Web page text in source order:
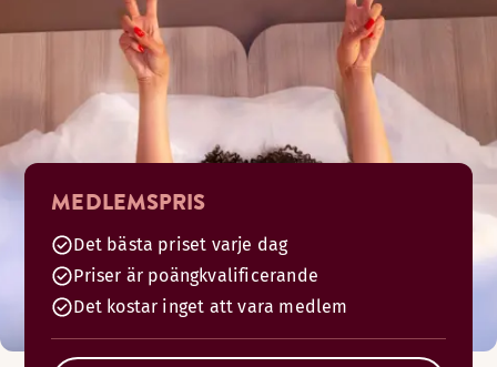
MEDLEMSPRIS
Det bästa priset varje dag
Priser är poängkvalificerande
Det kostar inget att vara medlem